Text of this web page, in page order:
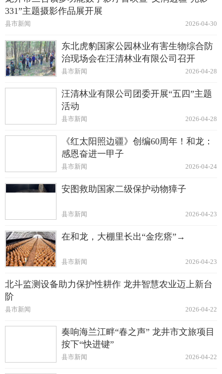
331”主题摄影作品展开展
2026-04-30
县市新闻
东北虎豹国家公园林业有害生物综合防
治现场会在汪清林业有限公司召开
2026-04-28
县市新闻
汪清林业有限公司团委开展“五四”主题
活动
2026-04-28
县市新闻
《红太阳照边疆》创编60周年！和龙：
感恩奋进一甲子
2026-04-24
县市新闻
安图救助国家二级保护动物獐子
2026-04-23
县市新闻
在和龙，大棚里长出“金疙瘩”→
2026-04-23
县市新闻
北斗监测设备助力保护性耕作 龙井智慧农业迈上新台
阶
2026-04-22
县市新闻
奏响海兰江畔“春之声” 龙井市文旅项目
按下“快进键”
2026-04-22
县市新闻